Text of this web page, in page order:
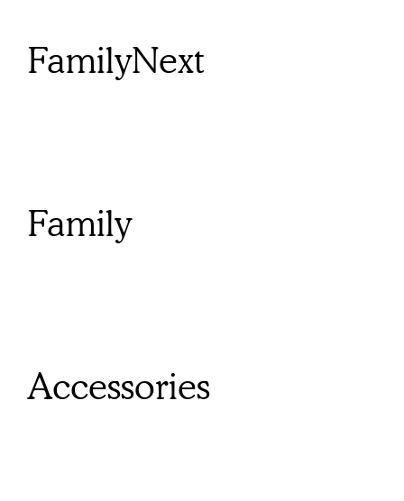
FamilyNext
Family
Accessories